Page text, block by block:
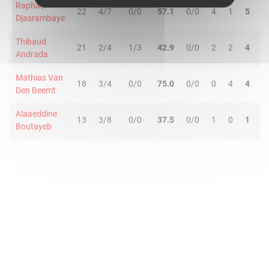
Raphael
Djasrambaye
22 4/7 0/0 57.1 0/0 4 1 5
Thibaud
Andrada
21 2/4 1/3 42.9 0/0 2 2 4
Mathias Van
Den Beemt
18 3/4 0/0 75.0 0/0 0 4 4
Alaaeddine
Boutayeb
13 3/8 0/0 37.5 0/0 1 0 1